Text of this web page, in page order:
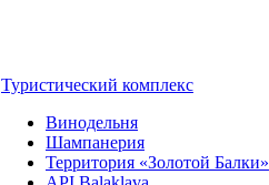
Туристический комплекс
Винодельня
Шампанерия
Территория «Золотой Балки»